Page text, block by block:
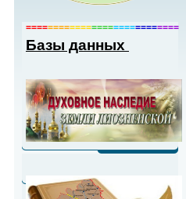
============================
Базы данных